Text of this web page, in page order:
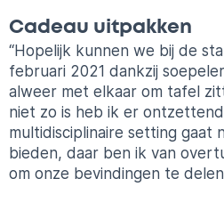
Cadeau uitpakken
“Hopelijk kunnen we bij de
februari 2021 dankzij
alweer met elkaar om tafel
niet zo is heb ik er
multidisciplinaire setting gaat
bieden, daar ben ik van
om onze bevindingen te